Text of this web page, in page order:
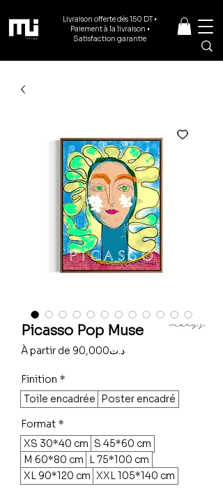
Livraison offerte dès 150 DT •
Paiement à la livraison •
Satisfaction garantie
Picasso Pop Muse
À partir de 90,000د.تPrix
Finition *
Toile encadrée Poster encadré
Format *
XS 30*40 cm S 45*60 cm
M 60*80 cm L 75*100 cm
XL 90*120 cm XXL 105*140 cm